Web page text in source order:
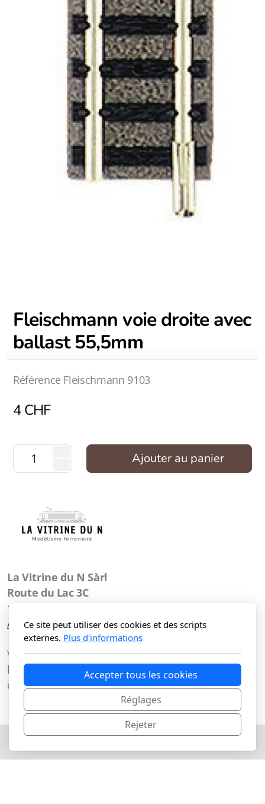
Fleischmann voie droite avec
ballast 55,5mm
Référence Fleischmann 9103
4CHF
Ajouter au panier
La Vitrine du N Sàrl
Route du Lac 3C
1427 Bonvillars
Accueil Shop Conditions
Vous pouvez nous joindre de préférence par mail à
l'adresse info@lavitrinedun.ch ou via le formulaire
de contact, mais également au077 809 94 46
Ce site peut utiliser des cookies et des scripts
externes. Plus d'informations
Accepter tous les cookies
Réglages
Rejeter